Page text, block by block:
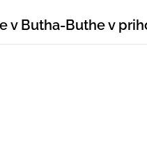
v Butha-Buthe v